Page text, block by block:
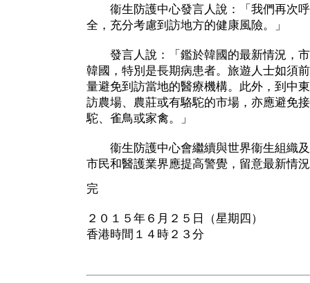
衞生防護中心發言人說：「我們再次呼
全，充分考慮到訪地方的健康風險。」
發言人說：「鑑於韓國的最新情況，市
韓國，特別是長期病患者。旅遊人士如須
量避免到訪當地的醫療機構。此外，到中
訪農場、農莊或有駱駝的市場，亦應避免
駝、雀鳥或家禽。」
衞生防護中心會繼續與世界衞生組織及
市民和醫護業界應提高警覺，留意最新情
完
２０１５年６月２５日（星期四）
香港時間１４時２３分